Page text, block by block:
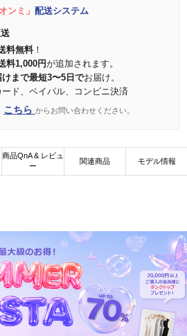
ンミ」 配送システム
料無料！
料1,000円が追加されます。
まで最短3〜5日でお届け。
ド、ペイパル、コンビニ決済
こちら からお問い合わせください。
商品QnA & レビュ
ー
関連商品 モデル情報